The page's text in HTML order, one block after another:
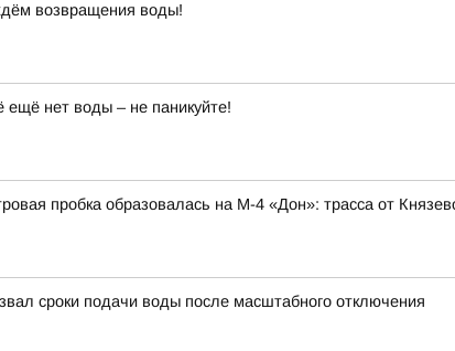
возвращения воды!
ещё нет воды – не паникуйте!
пробка образовалась на М-4 «Дон»: трасса от
сроки подачи воды после масштабного отключения